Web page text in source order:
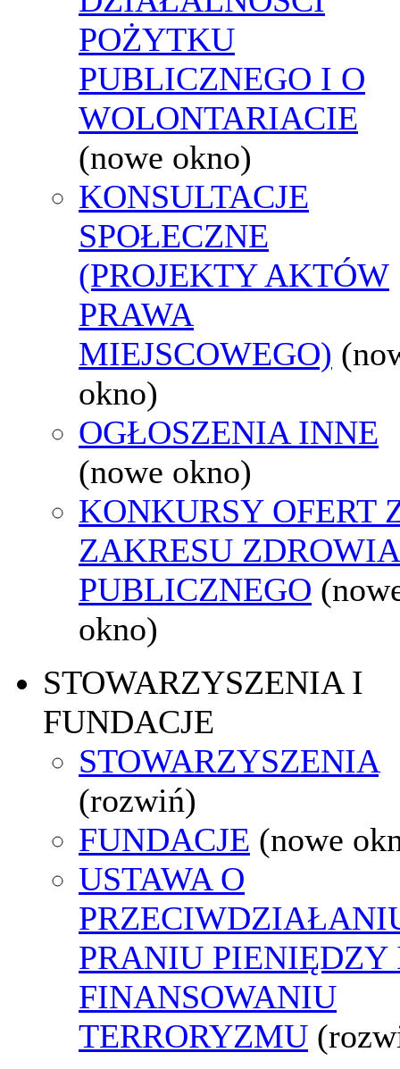
POŻYTKU
PUBLICZNEGO I O
WOLONTARIACIE
(nowe okno)
KONSULTACJE
SPOŁECZNE
(PROJEKTY AKTÓW
PRAWA
MIEJSCOWEGO)
okno)
OGŁOSZENIA INNE
(nowe okno)
KONKURSY OFERT
ZAKRESU ZDROWIA
PUBLICZNEGO
okno)
STOWARZYSZENIA I
FUNDACJE
STOWARZYSZENIA
(rozwiń)
FUNDACJE (nowe
USTAWA O
PRANIU PIENIĘDZY
FINANSOWANIU
TERRORYZMU